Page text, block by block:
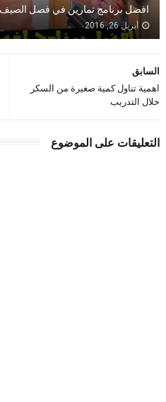
افضل برنامج تمارين في فصل
أبريل 26, 2016
السابق
اهمية تناول كمية صغيرة من السكر
خلال التدريب
التعليقات على الموضوع